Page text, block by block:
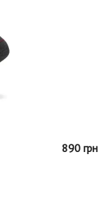
890 грн